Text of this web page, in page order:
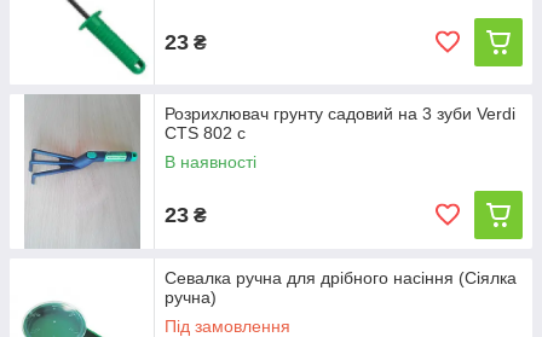
23 ₴
Розрихлювач грунту садовий на 3 зуби Verdi
CTS 802 с
В наявності
23 ₴
Севалка ручна для дрібного насіння (Сіялка
ручна)
Під замовлення